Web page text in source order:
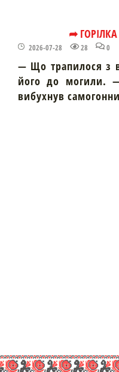
➦
2026-07-28 28 0
— Що трапилося з
його до могили.
вибухнув